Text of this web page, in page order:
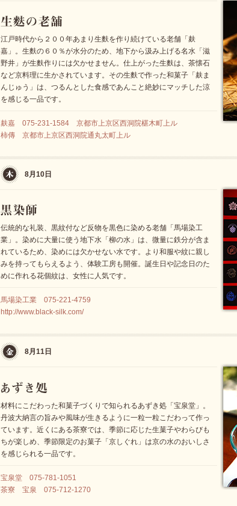
江戸時代から２００年あまり生麩を作り続けている老舗「麸
嘉」。生麩の６０％が水分のため、地下から汲み上げる名水「滋
野井」が生麩作りには欠かせません。仕上がった生麩は、茶懐石
など京料理に生かされています。その生麩で作った和菓子「麸ま
んじゅう」は、つるんとした食感であんこと絶妙にマッチした涼
を感じる一品です。
麸嘉 075-231-1584 京都市上京区西洞院椹木町上ル
柿傳 京都市上京区西洞院通丸太町上ル
8月10日
伝統的な礼装、黒紋付など反物を黒色に染める老舗「馬場染工
業」。染めに大量に使う地下水「柳の水」は、微量に鉄分が含ま
れているため、染めには欠かせない水です。より和服や紋に親し
みを持ってもらえるよう、体験工房も開催。誕生日や記念日のた
めに作れる花個紋は、女性に人気です。
馬場染工業 075-221-4759
http://www.black-silk.com/
8月11日
材料にこだわった和菓子づくりで知られるあずき処「宝泉堂」。
丹波大納言の旨みや風味が生きるように一粒一粒こだわって作っ
ています。近くにある茶寮では、季節に応じた生菓子やわらびも
ちが楽しめ、季節限定のお菓子「京しぐれ」は京の水のおいしさ
を感じられる一品です。
宝泉堂 075-781-1051
茶寮 宝泉 075-712-1270